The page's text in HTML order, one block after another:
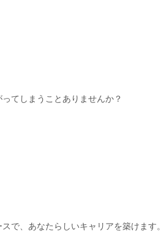
てしまうことありませんか？
で、あなたらしいキャリアを築けます。